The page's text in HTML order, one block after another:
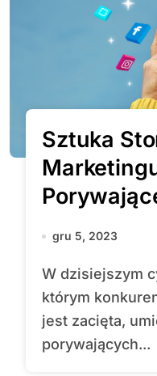
Sztuka
gru 5, 2023
W dzisiejszym cyfrowym świecie, w
którym
jest zacięta,
porywających...